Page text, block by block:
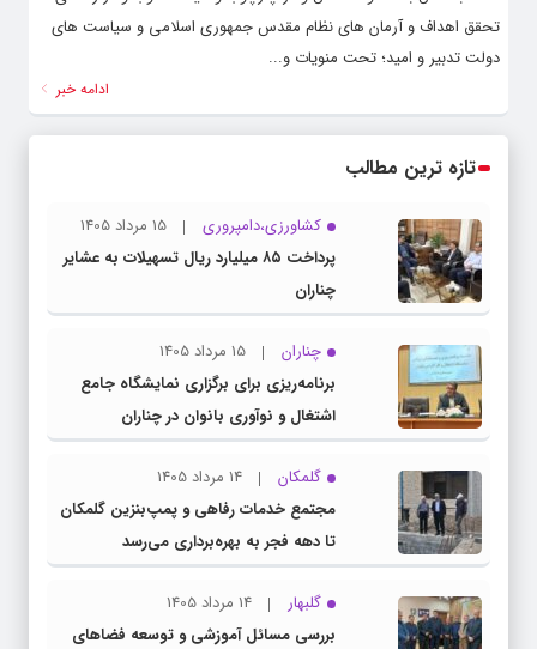
تحقق اهداف و آرمان های نظام مقدس جمهوری اسلامی و سیاست های
دولت تدبیر و امید؛ تحت منویات و...
ادامه خبر
تازه ترین مطالب
کشاورزی،دامپروری
15 مرداد 1405
پرداخت ۸۵ میلیارد ریال تسهیلات به عشایر
چناران
چناران
15 مرداد 1405
برنامه‌ریزی برای برگزاری نمایشگاه جامع
اشتغال و نوآوری بانوان در چناران
گلمکان
14 مرداد 1405
مجتمع خدمات رفاهی و پمپ‌بنزین گلمکان
تا دهه فجر به بهره‌برداری می‌رسد
گلبهار
14 مرداد 1405
بررسی مسائل آموزشی و توسعه فضاهای